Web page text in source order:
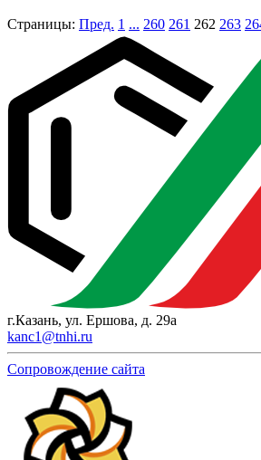
Страницы: Пред. 1 ... 260 261 262 263
г.Казань, ул. Ершова, д. 29а
kanc1@tnhi.ru
Сопровождение сайта